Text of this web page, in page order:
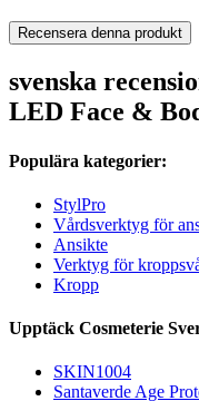
Recensera denna produkt
svenska
LED Face &
Populära kategorier:
StylPro
Vårdsverktyg för
Ansikte
Verktyg för
Kropp
Upptäck Cosmeterie
SKIN1004
Santaverde Age